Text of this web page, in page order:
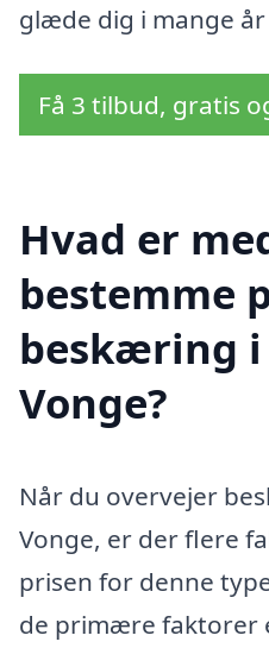
glæde dig i mange
Få 3 tilbud, gratis
Hvad er
bestemme
beskæring i
Vonge?
Når du overvejer
Vonge, er der flere
prisen for denne
de primære faktorer